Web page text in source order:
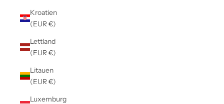
Kroatien
(EUR €)
Lettland
(EUR €)
Litauen
(EUR €)
Luxemburg